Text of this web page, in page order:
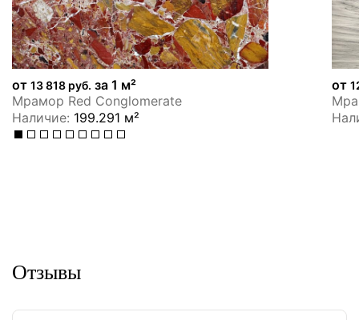
от13 818 руб. за 1 м²
Мрамор Red Conglomerate
Наличие: 199.291 м²
от
Отзывы